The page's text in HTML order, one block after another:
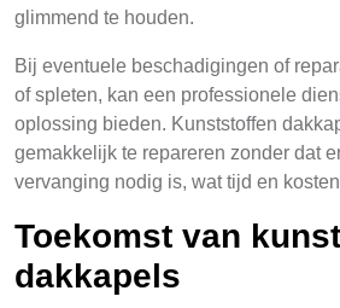
glimmend te houden.
Bij eventuele beschadigingen of
of spleten, kan een professionele
oplossing bieden. Kunststoffen
gemakkelijk te repareren zonder dat
vervanging nodig is, wat tijd en
Toekomst van
dakkapels